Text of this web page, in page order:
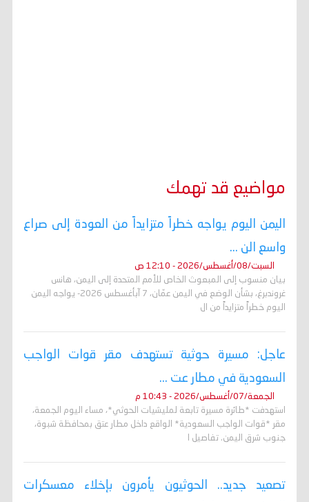
مواضيع قد تهمك
اليمن اليوم يواجه خطراً متزايداً من العودة إلى صراع
واسع الن ...
السبت/08/أغسطس/2026 - 12:10 ص
بيان منسوب إلى المبعوث الخاص للأمم المتحدة إلى اليمن، هانس
غروندبرغ، بشأن الوضع في اليمن عمّان، 7 آبأغسطس 2026- يواجه اليمن
اليوم خطراً متزايداً من ال
عاجل: مسيرة حوثية تستهدف مقر قوات الواجب
السعودية في مطار عت ...
الجمعة/07/أغسطس/2026 - 10:43 م
استهدفت *طائرة مسيرة تابعة لمليشيات الحوثي*، مساء اليوم الجمعة،
مقر *قوات الواجب السعودية* الواقع داخل مطار عتق بمحافظة شبوة،
جنوب شرق اليمن. تفاصيل ا
تصعيد جديد.. الحوثيون يأمرون بإخلاء معسكرات